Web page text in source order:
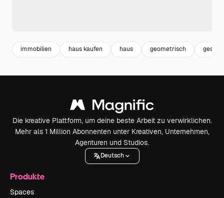
immobilien haus kaufen haus geometrisch
Die kreative Plattform, um deine beste Arbeit zu verwirklichen.
Mehr als 1 Million Abonnenten unter Kreativen, Unternehmen,
Agenturen und Studios.
Deutsch
Produkte
Spaces